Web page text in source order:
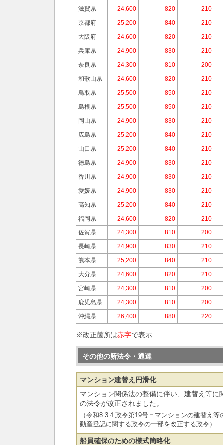
滋賀県
24,600 820
210
京都府
25,200 840
210
大阪府
24,600 820
210
兵庫県
24,900 830
210
奈良県
24,300 810
200
和歌山県
24,600 820
210
鳥取県
25,500 850
210
島根県
25,500 850
210
岡山県
24,900 830
210
広島県
25,200 840
210
山口県
25,200 840
210
徳島県
24,900 830
210
香川県
24,900 830
210
愛媛県
24,900 830
210
高知県
25,200 840
210
福岡県
24,600 820
210
佐賀県
24,300 810
200
長崎県
24,900 830
210
熊本県
25,200 840
210
大分県
24,600 820
210
宮崎県
24,300 810
200
鹿児島県
24,300 810
200
沖縄県
26,400 880 220
※改正箇所は赤字で表示
その他の新法令・通達
マンション建替え円滑化
マンション関係法の整備に伴い、建替え等に
の法令が改正されました。
（令和8.3.4 政令第19号＝マンションの建替え
動産登記に関する政令の一部を改正する政令）
船員確保のための様式簡略化